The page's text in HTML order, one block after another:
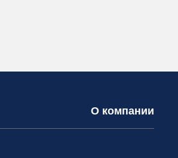
О компании